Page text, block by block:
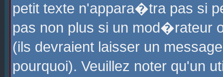
petit texte n'appara�tra pas si
pas non plus si un mod�rateur
(ils devraient laisser un
pourquoi). Veuillez noter qu'un